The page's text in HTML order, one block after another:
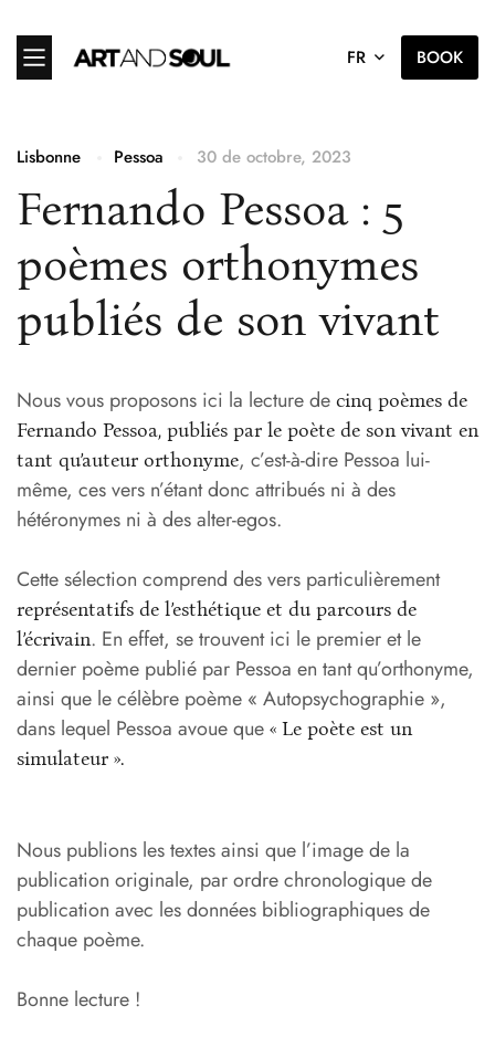
FR BOOK
Lisbonne Pessoa 30 de octobre, 2023
Fernando Pessoa : 5
poèmes orthonymes
publiés de son vivant
Nous vous proposons ici la lecture de cinq poèmes de
Fernando Pessoa, publiés par le poète de son vivant en
tant qu’auteur orthonyme, c’est-à-dire Pessoa lui-
même, ces vers n’étant donc attribués ni à des
hétéronymes ni à des alter-egos.
Cette sélection comprend des vers particulièrement
représentatifs de l’esthétique et du parcours de
l’écrivain. En effet, se trouvent ici le premier et le
dernier poème publié par Pessoa en tant qu’orthonyme,
ainsi que le célèbre poème « Autopsychographie »,
dans lequel Pessoa avoue que « Le poète est un
simulateur ».
Nous publions les textes ainsi que l’image de la
publication originale, par ordre chronologique de
publication avec les données bibliographiques de
chaque poème.
Bonne lecture !